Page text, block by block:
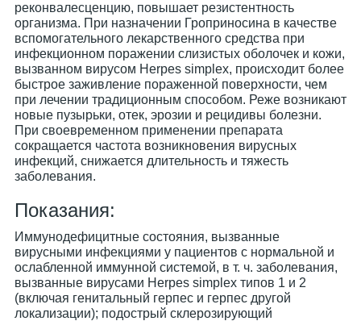
реконвалесценцию, повышает резистентность
организма. При назначении Гроприносина в качестве
вспомогательного лекарственного средства при
инфекционном поражении слизистых оболочек и кожи,
вызванном вирусом Herpes simplex, происходит более
быстрое заживление пораженной поверхности, чем
при лечении традиционным способом. Реже возникают
новые пузырьки, отек, эрозии и рецидивы болезни.
При своевременном применении препарата
сокращается частота возникновения вирусных
инфекций, снижается длительность и тяжесть
заболевания.
Показания:
Иммунодефицитные состояния, вызванные
вирусными инфекциями у пациентов с нормальной и
ослабленной иммунной системой, в т. ч. заболевания,
вызванные вирусами Herpes simplex типов 1 и 2
(включая генитальный герпес и герпес другой
локализации); подострый склерозирующий